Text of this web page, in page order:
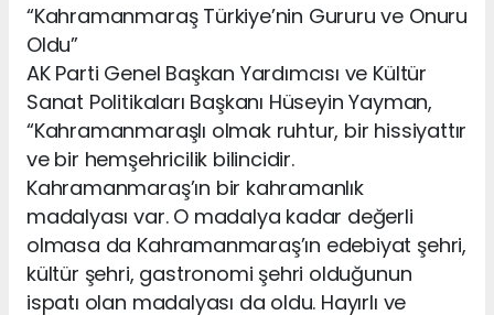
“Kahramanmaraş Türkiye’nin Gururu ve Onuru
Oldu”
AK Parti Genel Başkan Yardımcısı ve Kültür
Sanat Politikaları Başkanı Hüseyin Yayman,
“Kahramanmaraşlı olmak ruhtur, bir hissiyattır
ve bir hemşehricilik bilincidir.
Kahramanmaraş’ın bir kahramanlık
madalyası var. O madalya kadar değerli
olmasa da Kahramanmaraş’ın edebiyat şehri,
kültür şehri, gastronomi şehri olduğunun
ispatı olan madalyası da oldu. Hayırlı ve